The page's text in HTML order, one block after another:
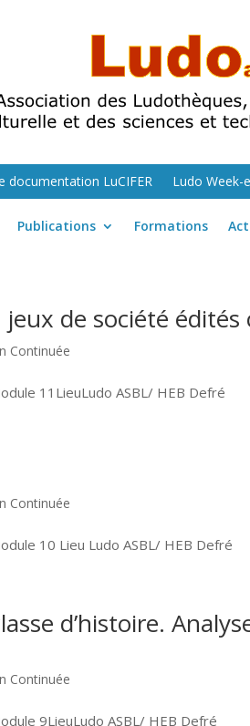
documentation LuCIFER Ludo Week-
Publications Formations
de société
Continuée
11LieuLudo ASBL/ HEB Defré
Continuée
10 Lieu Ludo ASBL/ HEB Defré
d’histoire.
Continuée
9LieuLudo ASBL/ HEB Defré